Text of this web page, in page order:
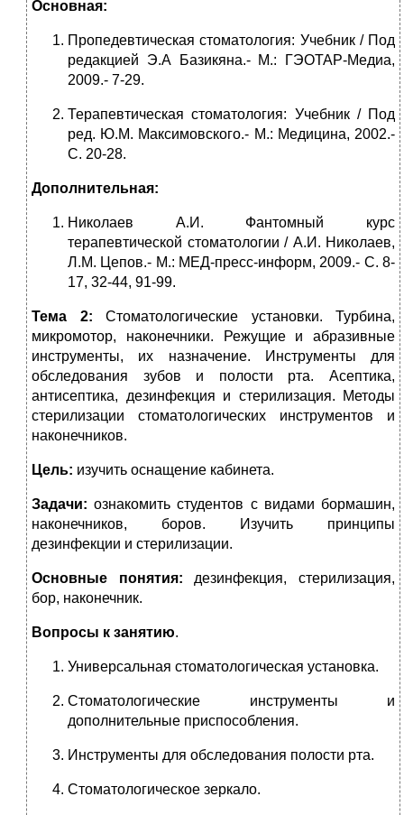
Основная:
Пропедевтическая стоматология: Учебник / Под
редакцией Э.А Базикяна.- М.: ГЭОТАР-Медиа,
2009.- 7-29.
Терапевтическая стоматология: Учебник / Под
ред. Ю.М. Максимовского.- М.: Медицина, 2002.-
С. 20-28.
Дополнительная:
Николаев А.И. Фантомный курс
терапевтической стоматологии / А.И. Николаев,
Л.М. Цепов.- М.: МЕД-пресс-информ, 2009.- С. 8-
17, 32-44, 91-99.
Тема 2: Стоматологические установки. Турбина,
микромотор, наконечники. Режущие и абразивные
инструменты, их назначение. Инструменты для
обследования зубов и полости рта. Асептика,
антисептика, дезинфекция и стерилизация. Методы
стерилизации стоматологических инструментов и
наконечников.
Цель: изучить оснащение кабинета.
Задачи:ознакомить студентов с видами бормашин,
наконечников, боров. Изучить принципы
дезинфекции и стерилизации.
Основные понятия: дезинфекция, стерилизация,
бор, наконечник.
Вопросы к занятию.
Универсальная стоматологическая установка.
Стоматологические инструменты и
дополнительные приспособления.
Инструменты для обследования полости рта.
Стоматологическое зеркало.